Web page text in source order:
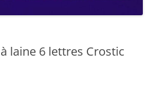
laine 6 lettres Crostic